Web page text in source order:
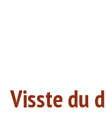
Visste du